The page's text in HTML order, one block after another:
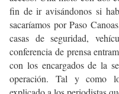
fin de ir avisándonos si
sacaríamos por Paso
casas de seguridad,
conferencia de prensa
con los encargados de la
operación. Tal y como